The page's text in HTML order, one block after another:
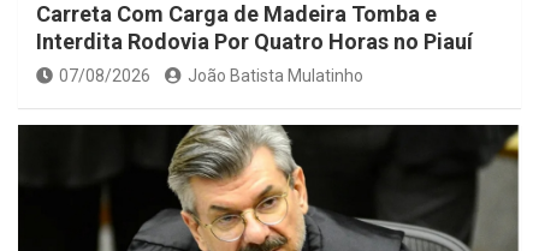
Carreta Com Carga de Madeira Tomba e
Interdita Rodovia Por Quatro Horas no Piauí
07/08/2026 João Batista Mulatinho